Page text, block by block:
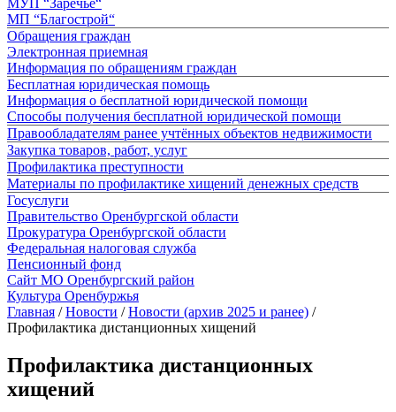
МП “Благострой“
Обращения граждан
Электронная приемная
Информация по обращениям граждан
Бесплатная юридическая помощь
Информация о бесплатной юридической помощи
Способы получения бесплатной юридической помощи
Правообладателям ранее учтённых объектов недвижимости
Закупка товаров, работ, услуг
Профилактика преступности
Материалы по профилактике хищений денежных средств
Госуслуги
Правительство Оренбургской области
Прокуратура Оренбургской области
Федеральная налоговая служба
Пенсионный фонд
Сайт МО Оренбургский район
Культура Оренбуржья
Главная /Новости /Новости (архив 2025 и ранее) /
Профилактика дистанционных хищений
Профилактика дистанционных
хищений